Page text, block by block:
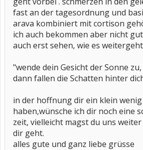
fast an der tagesordnung und
arava kombiniert mit cortison
ich auch bekommen aber nicht
auch erst sehen, wie es
"wende dein Gesicht der Sonne zu,
dann fallen die Schatten hinter
in der hoffnung dir ein klein
haben,wünsche ich dir noch eine
zeit, vielleicht magst du uns
dir geht.
alles gute und ganz liebe grüsse